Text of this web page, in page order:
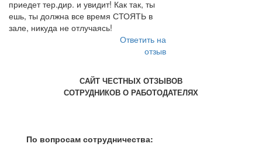
приедет тер.дир. и увидит! Как так, ты
ешь, ты должна все время СТОЯТЬ в
зале, никуда не отлучаясь!
Ответить на
отзыв
САЙТ ЧЕСТНЫХ ОТЗЫВОВ
СОТРУДНИКОВ О РАБОТОДАТЕЛЯХ
По вопросам сотрудничества: